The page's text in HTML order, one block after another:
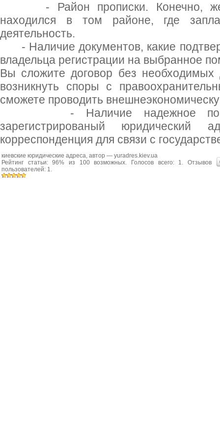
- Район прописки. Конечно,
находился в том районе, где
деятельность.
- Наличие документов, какие
владельца регистрации на выбранное
Вы сложите договор без необходимых
возникнуть споры с
сможете проводить
- Наличие надежное
зарегистрированый юридический
корреспонденция для связи с
киевские юридические адреса, автор — yuradres.kiev.ua
Рейтинг статьи:96% из 100возможных. Голосов всего: 1. Отзывов
пользователей: 1.